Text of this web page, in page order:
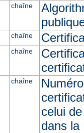
chaîne
chaîne
chaîne
chaîne
celui
dans la